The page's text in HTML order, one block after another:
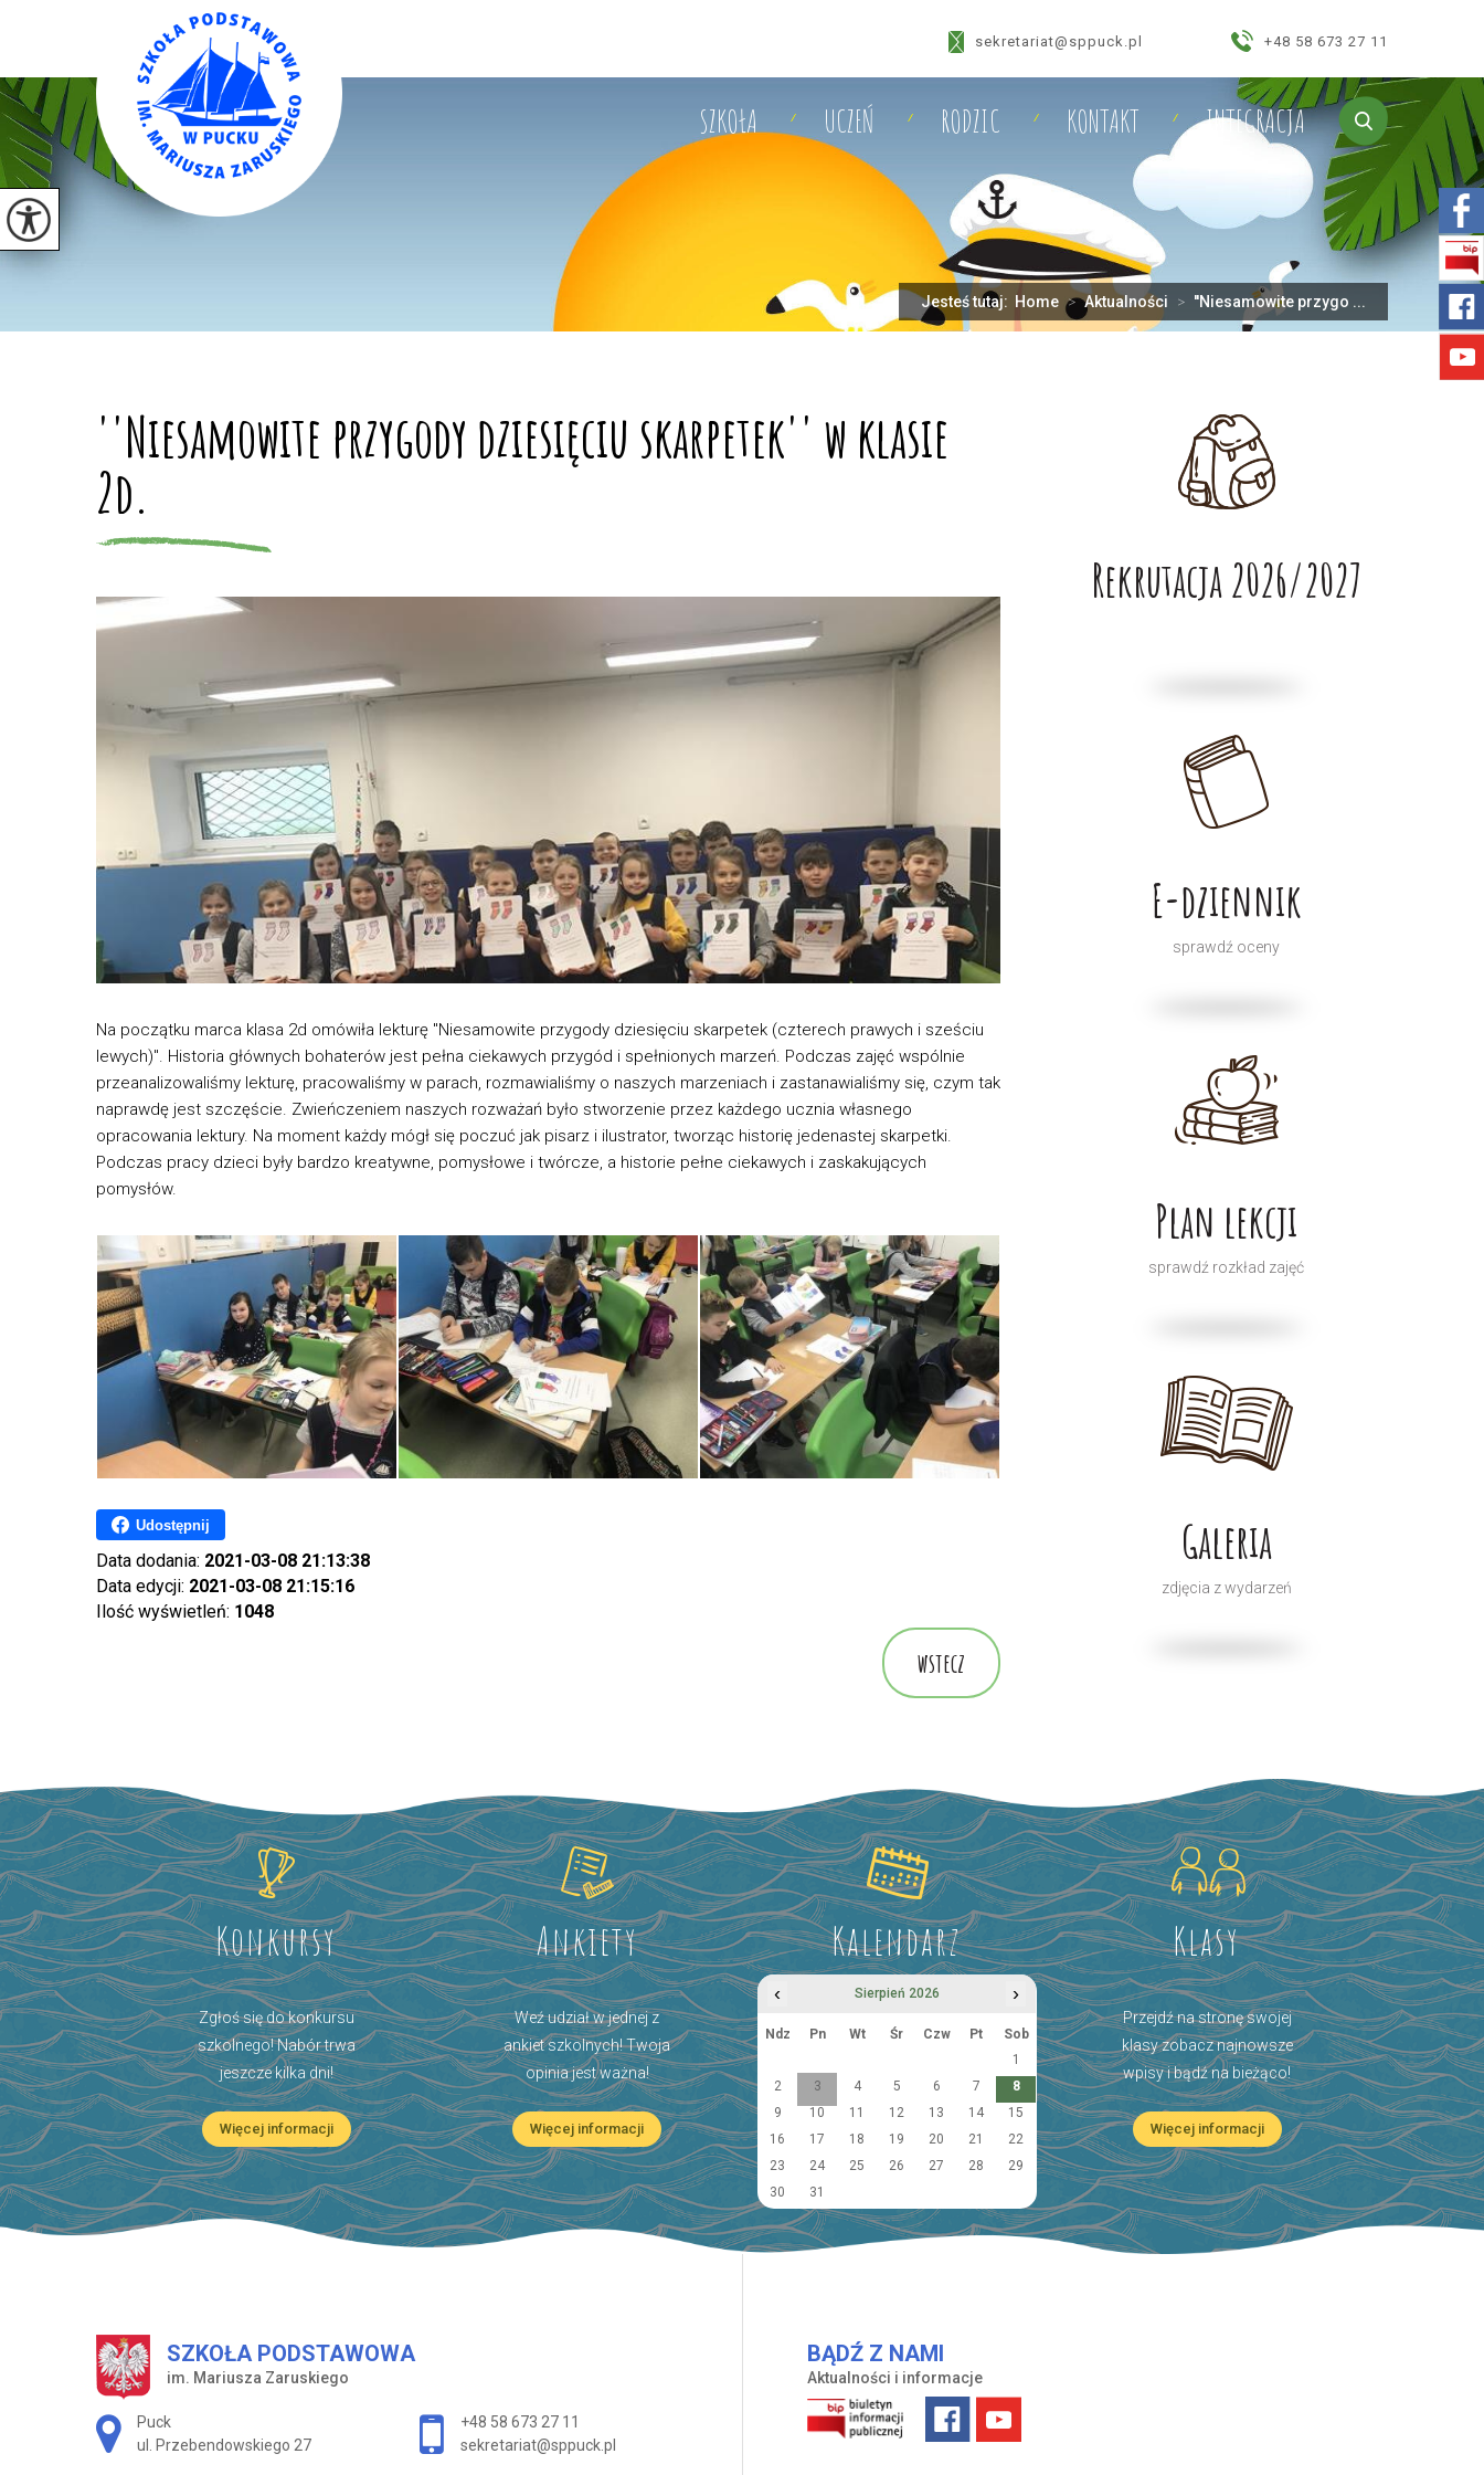
sekretariat@sppuck.pl +48 58 673 27 11
SZKOŁA UCZEŃ RODZIC KONTAKT INTEGRACJA
Jesteś tutaj: Home > Aktualności > ''Niesamowite przygo ...
''Niesamowite przygody dziesięciu skarpetek'' w klasie
2d.
Na początku marca klasa 2d omówiła lekturę "Niesamowite przygody dziesięciu skarpetek (czterech prawych i sześciu
lewych)". Historia głównych bohaterów jest pełna ciekawych przygód i spełnionych marzeń. Podczas zajęć wspólnie
przeanalizowaliśmy lekturę, pracowaliśmy w parach, rozmawialiśmy o naszych marzeniach i zastanawialiśmy się, czym tak
naprawdę jest szczęście. Zwieńczeniem naszych rozważań było stworzenie przez każdego ucznia własnego
opracowania lektury. Na moment każdy mógł się poczuć jak pisarz i ilustrator, tworząc historię jedenastej skarpetki.
Podczas pracy dzieci były bardzo kreatywne, pomysłowe i twórcze, a historie pełne ciekawych i zaskakujących
pomysłów.
Udostępnij
Data dodania: 2021-03-08 21:13:38
Data edycji: 2021-03-08 21:15:16
Ilość wyświetleń: 1048
wstecz
Rekrutacja 2026/2027
E-dziennik
sprawdź oceny
Plan lekcji
sprawdź rozkład zajęć
Galeria
zdjęcia z wydarzeń
Konkursy
Zgłoś się do konkursu
szkolnego! Nabór trwa
jeszcze kilka dni!
Więcej informacji
Ankiety
Weź udział w jednej z
ankiet szkolnych! Twoja
opinia jest ważna!
Więcej informacji
Kalendarz
‹ Sierpień 2026 ›
Ndz Pn Wt Śr Czw Pt
Sob
1
2
3 4 5 6 7
8
9
10 11 12 13 14
15
16
17 18 19 20 21
22
23
24 25 26 27 28
29
30
31
Klasy
Przejdź na stronę swojej
klasy zobacz najnowsze
wpisy i bądź na bieżąco!
Więcej informacji
SZKOŁA PODSTAWOWA
im. Mariusza Zaruskiego
Adres pocztowy:
Puck
ul. Przebendowskiego 27
+48 58 673 27 11
sekretariat@sppuck.pl
BĄDŹ Z NAMI
Aktualności i informacje